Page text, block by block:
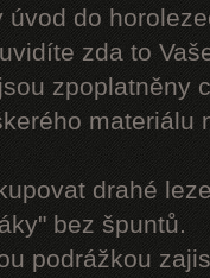
úvod do
zda to
zpoplatněny
materiálu
drahé
bez špuntů.
podrážkou